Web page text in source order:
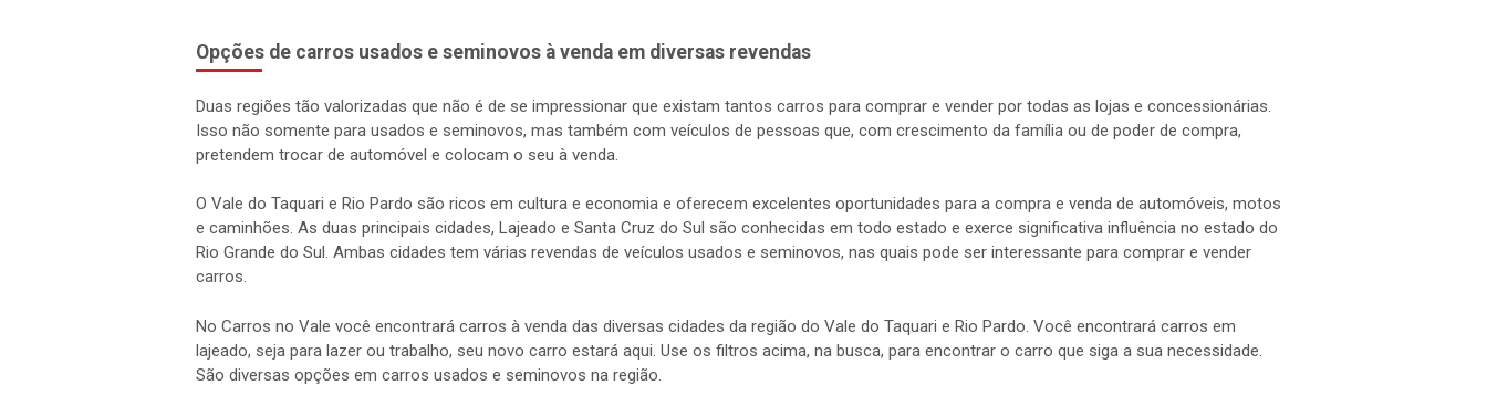
Opções de carros usados e seminovos à venda em diversas revendas
Duas regiões tão valorizadas que não é de se impressionar que existam tantos carros para comprar e vender por todas as lojas e concessionárias.
Isso não somente para usados e seminovos, mas também com veículos de pessoas que, com crescimento da família ou de poder de compra,
pretendem trocar de automóvel e colocam o seu à venda.
O Vale do Taquari e Rio Pardo são ricos em cultura e economia e oferecem excelentes oportunidades para a compra e venda de automóveis, motos
e caminhões. As duas principais cidades, Lajeado e Santa Cruz do Sul são conhecidas em todo estado e exerce significativa influência no estado do
Rio Grande do Sul. Ambas cidades tem várias revendas de veículos usados e seminovos, nas quais pode ser interessante para comprar e vender
carros.
No Carros no Vale você encontrará carros à venda das diversas cidades da região do Vale do Taquari e Rio Pardo. Você encontrará carros em
lajeado, seja para lazer ou trabalho, seu novo carro estará aqui. Use os filtros acima, na busca, para encontrar o carro que siga a sua necessidade.
São diversas opções em carros usados e seminovos na região.